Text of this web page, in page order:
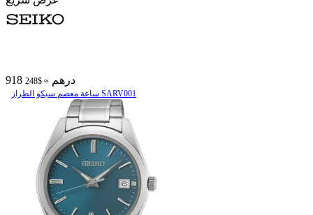
918 درهم ≈ $248
ساعة معصم سیکو الطراز SARV001